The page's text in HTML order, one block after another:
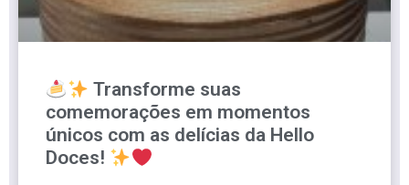
Transforme suas
comemorações em momentos
únicos com as delícias da Hello
Doces!